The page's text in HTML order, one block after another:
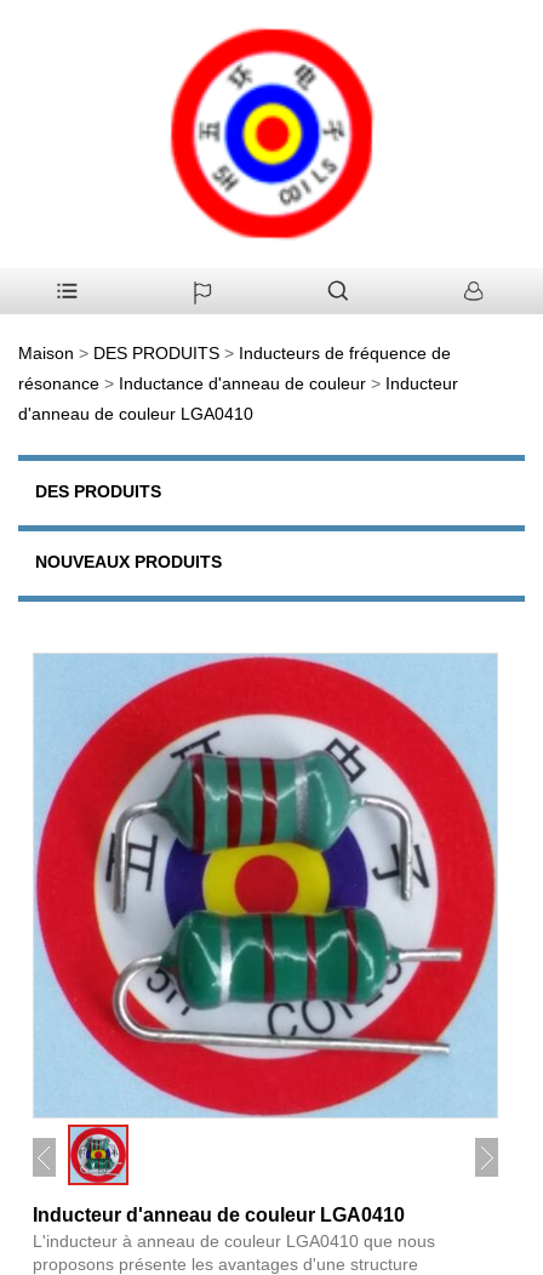
Maison > DES PRODUITS > Inducteurs de fréquence de
résonance > Inductance d'anneau de couleur > Inducteur
d'anneau de couleur LGA0410
DES PRODUITS
NOUVEAUX PRODUITS
Inducteur d'anneau de couleur LGA0410
L'inducteur à anneau de couleur LGA0410 que nous
proposons présente les avantages d'une structure